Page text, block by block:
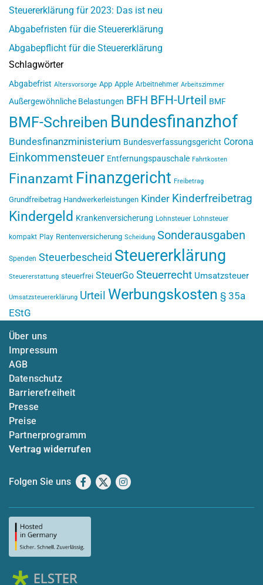
Steuererklärung für 2023: Das ist neu
Abgabefristen für die Steuererklärung
Abgabepflicht für die Steuererklärung
Schlagwörter
Abgabefrist Altersvorsorge App Apple Arbeitnehmer Arbeitszimmer
Außergewöhnliche Belastungen BFH BFH-Urteil BMF
BMF-Schreiben Bundesfinanzhof
Bundesfinanzministerium Bundesverfassungsgericht Corona
Einkommensteuer Entfernungspauschale Fahrtkosten
Finanzamt Finanzgericht Freibetrag
Grundfreibetrag Handwerkerleistungen Kinder Kinderfreibetrag
Kindergeld Krankenversicherung Lohnsteuer Lohnsteuer
kompakt Play Rentenversicherung Scheidung Sonderausgaben
Spenden Steuerbescheid Steuererklärung
Steuererstattung steuerfrei SteuerGo Steuerrecht Umsatzsteuer
Umsatzsteuererklärung Urteil Werbungskosten § 35a
EStG
Über uns
Impressum
AGB
Datenschutz
Barrierefreiheit
Presse
Preise
Partnerprogramm
Vertrag widerrufen
Folgen Sie uns Facebook
X Instagram